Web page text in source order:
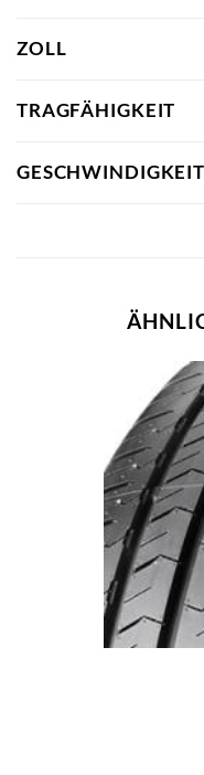
ZOLL
TRAGFÄHIGKEIT
GESCHWINDIGKEIT